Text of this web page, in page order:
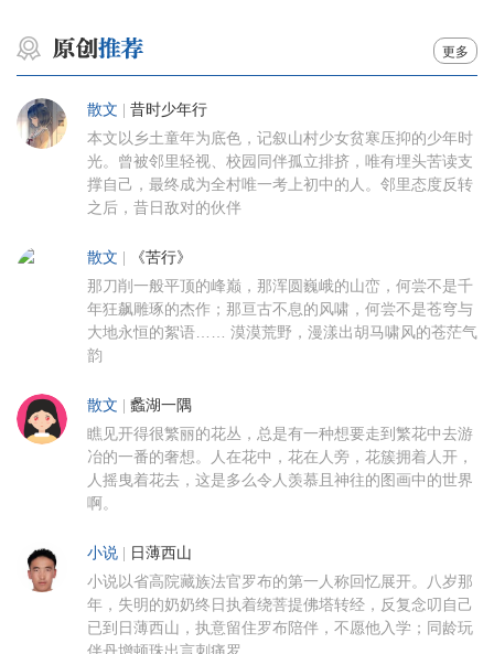
更多
散文 | 昔时少年行
本文以乡土童年为底色，记叙山村少女贫寒压抑的少年时
光。曾被邻里轻视、校园同伴孤立排挤，唯有埋头苦读支
撑自己，最终成为全村唯一考上初中的人。邻里态度反转
之后，昔日敌对的伙伴
散文 | 《苦行》
那刀削一般平顶的峰巅，那浑圆巍峨的山峦，何尝不是千
年狂飙雕琢的杰作；那亘古不息的风啸，何尝不是苍穹与
大地永恒的絮语…… 漠漠荒野，漫漾出胡马啸风的苍茫气
韵
散文 | 蠡湖一隅
瞧见开得很繁丽的花丛，总是有一种想要走到繁花中去游
冶的一番的奢想。人在花中，花在人旁，花簇拥着人开，
人摇曳着花去，这是多么令人羡慕且神往的图画中的世界
啊。
小说 | 日薄西山
小说以省高院藏族法官罗布的第一人称回忆展开。八岁那
年，失明的奶奶终日执着绕菩提佛塔转经，反复念叨自己
已到日薄西山，执意留住罗布陪伴，不愿他入学；同龄玩
伴丹增顿珠出言刺痛罗